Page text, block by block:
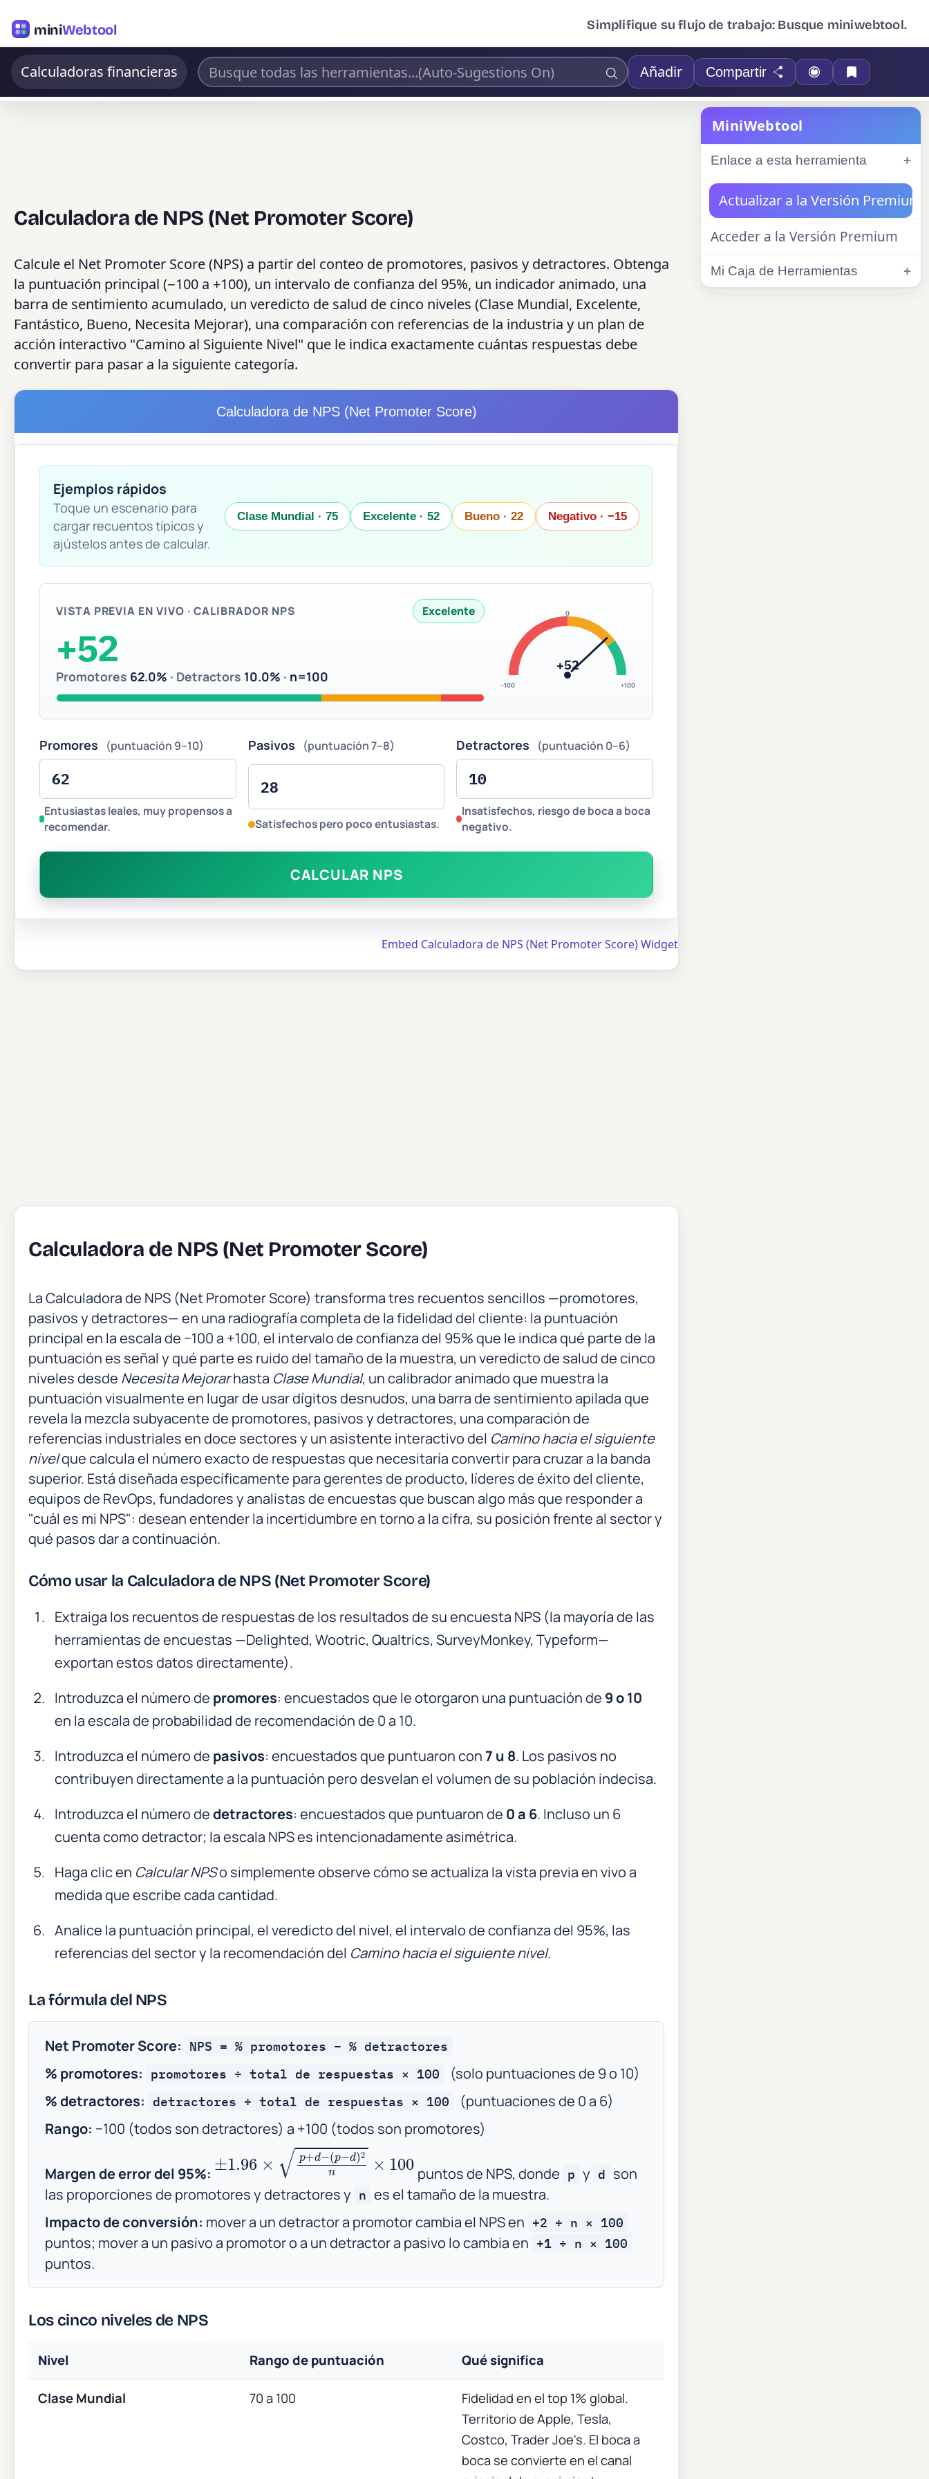
miniWebtool Simplifique su flujo de trabajo: Busque miniwebtool.
Calculadoras financieras Añadir Compartir
Calculadora de NPS (Net Promoter Score)
Calcule el Net Promoter Score (NPS) a partir del conteo de promotores, pasivos y detractores. Obtenga
la puntuación principal (−100 a +100), un intervalo de confianza del 95%, un indicador animado, una
barra de sentimiento acumulado, un veredicto de salud de cinco niveles (Clase Mundial, Excelente,
Fantástico, Bueno, Necesita Mejorar), una comparación con referencias de la industria y un plan de
acción interactivo "Camino al Siguiente Nivel" que le indica exactamente cuántas respuestas debe
convertir para pasar a la siguiente categoría.
Calculadora de NPS (Net Promoter Score)
Ejemplos rápidos
Toque un escenario para
cargar recuentos típicos y
ajústelos antes de calcular.
Clase Mundial · 75 Excelente · 52 Bueno · 22 Negativo · −15
VISTA PREVIA EN VIVO · CALIBRADOR NPS Excelente
+52
Promotores 62.0% · Detractors 10.0% · n=100 −100
0
+100
+52
Promores (puntuación 9–10)
Entusiastas leales, muy propensos a
recomendar.
Pasivos (puntuación 7–8)
Satisfechos pero poco entusiastas.
Detractores (puntuación 0–6)
Insatisfechos, riesgo de boca a boca
negativo.
CALCULAR NPS
Embed Calculadora de NPS (Net Promoter Score) Widget
Calculadora de NPS (Net Promoter Score)
La Calculadora de NPS (Net Promoter Score) transforma tres recuentos sencillos —promotores,
pasivos y detractores— en una radiografía completa de la fidelidad del cliente: la puntuación
principal en la escala de −100 a +100, el intervalo de confianza del 95% que le indica qué parte de la
puntuación es señal y qué parte es ruido del tamaño de la muestra, un veredicto de salud de cinco
niveles desde Necesita Mejorarhasta Clase Mundial, un calibrador animado que muestra la
puntuación visualmente en lugar de usar dígitos desnudos, una barra de sentimiento apilada que
revela la mezcla subyacente de promotores, pasivos y detractores, una comparación de
referencias industriales en doce sectores y un asistente interactivo del Camino hacia el siguiente
nivelque calcula el número exacto de respuestas que necesitaría convertir para cruzar a la banda
superior. Está diseñada específicamente para gerentes de producto, líderes de éxito del cliente,
equipos de RevOps, fundadores y analistas de encuestas que buscan algo más que responder a
"cuál es mi NPS": desean entender la incertidumbre en torno a la cifra, su posición frente al sector y
qué pasos dar a continuación.
Cómo usar la Calculadora de NPS (Net Promoter Score)
Extraiga los recuentos de respuestas de los resultados de su encuesta NPS (la mayoría de las
herramientas de encuestas —Delighted, Wootric, Qualtrics, SurveyMonkey, Typeform—
exportan estos datos directamente).
Introduzca el número de promores: encuestados que le otorgaron una puntuación de 9 o 10
en la escala de probabilidad de recomendación de 0 a 10.
Introduzca el número de pasivos: encuestados que puntuaron con7 u 8. Los pasivos no
contribuyen directamente a la puntuación pero desvelan el volumen de su población indecisa.
Introduzca el número dedetractores: encuestados que puntuaron de 0 a 6. Incluso un 6
cuenta como detractor; la escala NPS es intencionadamente asimétrica.
Haga clic en Calcular NPSo simplemente observe cómo se actualiza la vista previa en vivo a
medida que escribe cada cantidad.
Analice la puntuación principal, el veredicto del nivel, el intervalo de confianza del 95%, las
referencias del sector y la recomendación del Camino hacia el siguiente nivel.
La fórmula del NPS
Net Promoter Score: NPS = % promotores − % detractores
% promotores: promotores ÷ total de respuestas × 100
(solo puntuaciones de 9 o 10)
% detractores: detractores ÷ total de respuestas × 100
(puntuaciones de 0 a 6)
Rango: −100 (todos son detractores) a +100 (todos son promotores)
Margen de error del 95%:
−(p−d)2n×
puntos de NPS, donde p y d son
las proporciones de promotores y detractores y n es el tamaño de la muestra.
Impacto de conversión: mover a un detractor a promotor cambia el NPS en +2 ÷ n × 100
puntos; mover a un pasivo a promotor o a un detractor a pasivo lo cambia en +1 ÷ n × 100
puntos.
Los cinco niveles de NPS
Nivel Rango de puntuación Qué significa
Clase Mundial 70 a 100
Fidelidad en el top 1% global.
Territorio de Apple, Tesla,
Costco, Trader Joe's. El boca a
boca se convierte en el canal
MiniWebtool
Enlace a esta herramienta
Actualizar a la Versión Premium
Acceder a la Versión Premium
Mi Caja de Herramientas